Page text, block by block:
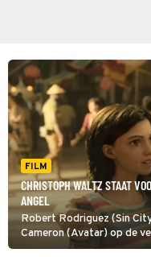
FILM
CHRISTOPH WALTZ STAAT
ANGEL
Robert Rodriguez (Sin
Cameron (Avatar) op de
Kishiro’s populaire